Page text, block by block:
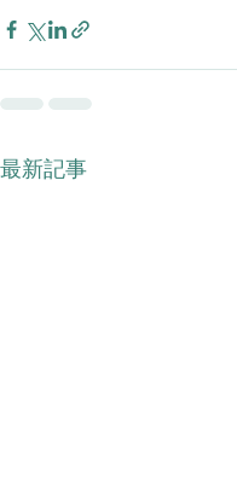
最新記事